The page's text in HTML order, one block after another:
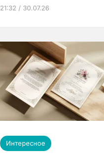
21:32 / 30.07.26
Интересное